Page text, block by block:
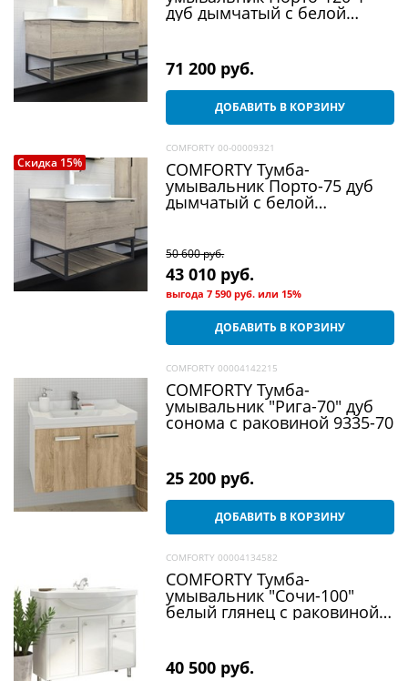
дуб дымчатый с белой
71 200 руб.
ДОБАВИТЬ В КОРЗИНУ
Скидка 15%
COMFORTY 00-00009321
COMFORTY Тумба-
умывальник Порто-75 дуб
дымчатый с белой
50 600 руб.
43 010 руб.
выгода7 590 руб. или 15%
ДОБАВИТЬ В КОРЗИНУ
COMFORTY 00004142215
COMFORTY Тумба-
умывальник "Рига-70" дуб
сонома с раковиной 9335-70
25 200 руб.
ДОБАВИТЬ В КОРЗИНУ
COMFORTY 00004134582
COMFORTY Тумба-
умывальник "Сочи-100"
белый глянец с раковиной
40 500 руб.